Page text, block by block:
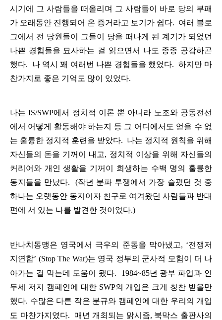
시기에 그 사람들을 떠올리며 그 사람들이 바로 당의 부패
가 오래동안 진행되어 온 증거라고 보기가 쉽다. 여러 블로
그에서 전 당원들이 그들이 당을 떠나게 된 계기가 되었던
나쁜 경험들을 묘사하는 걸 읽으면서 나도 종종 공감하곤
했다. 나 역시 꽤 여러번 나쁜 경험들을 했었다. 하지만 마
찬가지로 좋은 기억도 많이 있었다.
나는 IS/SWP에서 정치적 이론 뿐 아니라 노조와 공동전선
에서 어떻게 활동해야 하는지 등 그 어디에서도 얻을 수 없
는 훌륭한 정치적 훈련을 받았다. 나는 정치적 원칙을 위해
자신들의 돈을 기꺼이 내고, 정치적 이상을 위해 자신들의
커리어와 개인 생활을 기꺼이 희생하는 수백 명의
훌륭한
동지들을 만났다. (작년 분파 투쟁에서 가장 슬펐던 것 중
하나는 오랫동안 동지이자 친구로 여겨왔던 사람들과 반대
편에 서 있는 나를 발견한 것이었다.)
반나치동맹은 영국에서 극우의 준동을 막아냈고, ‘전쟁저
지연합’ (Stop The War)는 영국 정부의 군사적 모험이 더 나
아가는 걸 막는데 도움이 됐다. 1984~85년 광부 파업과 인
두세
저지 캠페인에 대한 SWP의 개입은 크게 칭찬 받을만
했다. 수많은 다른 작은 분규와 캠페인에 대한 우리의 개입
도 마찬가지였다. 매년 개최되는 맑시즘, 북막스 출판사의